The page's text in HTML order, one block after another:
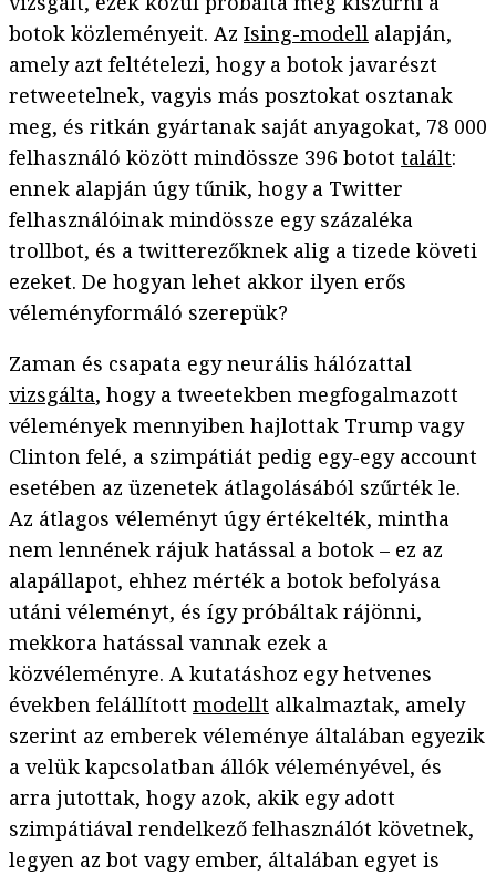
botok közleményeit. Az Ising-modell alapján,
amely azt feltételezi, hogy a botok javarészt
retweetelnek, vagyis más posztokat osztanak
meg, és ritkán gyártanak saját anyagokat, 78 000
felhasználó között mindössze 396 botot talált:
ennek alapján úgy tűnik, hogy a Twitter
felhasználóinak mindössze egy százaléka
trollbot, és a twitterezőknek alig a tizede követi
ezeket. De hogyan lehet akkor ilyen erős
véleményformáló szerepük?
Zaman és csapata egy neurális hálózattal
vizsgálta, hogy a tweetekben megfogalmazott
vélemények mennyiben hajlottak Trump vagy
Clinton felé, a szimpátiát pedig egy-egy account
esetében az üzenetek átlagolásából szűrték le.
Az átlagos véleményt úgy értékelték, mintha
nem lennének rájuk hatással a botok – ez az
alapállapot, ehhez mérték a botok befolyása
utáni véleményt, és így próbáltak rájönni,
mekkora hatással vannak ezek a
közvéleményre. A kutatáshoz egy hetvenes
években felállított modellt alkalmaztak, amely
szerint az emberek véleménye általában egyezik
a velük kapcsolatban állók véleményével, és
arra jutottak, hogy azok, akik egy adott
szimpátiával rendelkező felhasználót követnek,
legyen az bot vagy ember, általában egyet is